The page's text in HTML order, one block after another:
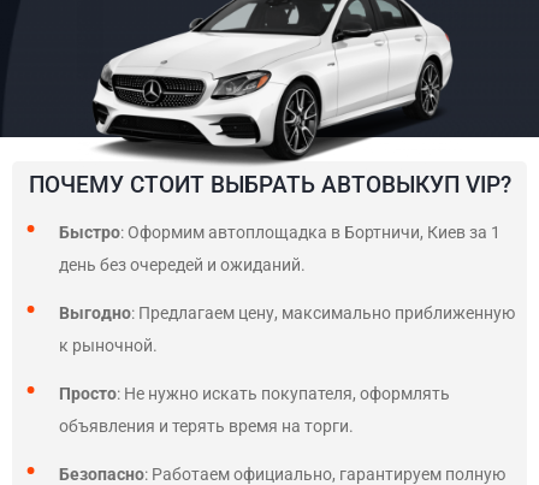
ПОЧЕМУ СТОИТ ВЫБРАТЬ АВТОВЫКУП VIP?
Быстро: Оформим автоплощадка в Бортничи, Киев за 1
день без очередей и ожиданий.
Выгодно: Предлагаем цену, максимально приближенную
к рыночной.
Просто: Не нужно искать покупателя, оформлять
объявления и терять время на торги.
Безопасно: Работаем официально, гарантируем полную